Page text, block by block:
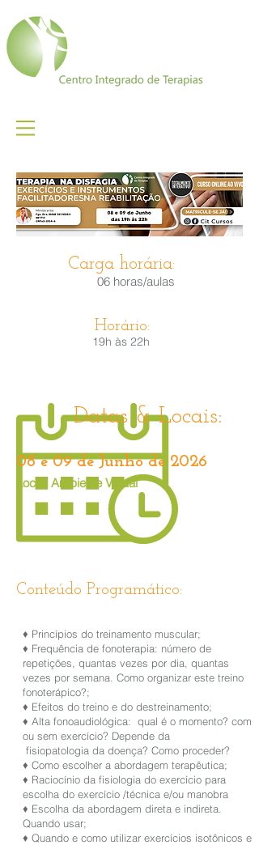
Carga horária:
06 horas/aulas
Horário:
19h às 22h
Datas & Locais:
Conteúdo Programático:
08 e 09 de Junho de 2026
Local: Ambiente Virtual
♦ Princípios do treinamento muscular;
♦ Frequência de fonoterapia: número de
repetições, quantas vezes por dia, quantas
vezes por semana. Como organizar este treino
fonoterápico?;
♦ Efeitos do treino e do destreinamento;
♦ Alta fonoaudiológica: qual é o momento? com
ou sem exercício? Depende da
fisiopatologia da doença? Como proceder?
♦ Como escolher a abordagem terapêutica;
♦ Raciocínio da fisiologia do exercício para
escolha do exercício /técnica e/ou manobra
♦ Escolha da abordagem direta e indireta.
Quando usar;
♦ Quando e como utilizar exercícios isotônicos e